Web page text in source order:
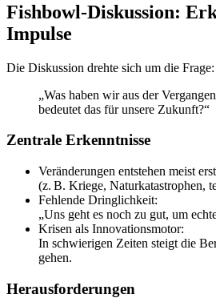
Fishbowl-Diskussion:
Impulse
Die Diskussion drehte sich um die Frage:
„Was haben wir aus der
bedeutet das für unsere Zukunft?“
Zentrale Erkenntnisse
Veränderungen entstehen meist
(z. B. Kriege, Naturkatastrophen,
Fehlende Dringlichkeit:
„Uns geht es noch zu gut, um
Krisen als Innovationsmotor:
In schwierigen Zeiten steigt die
gehen.
Herausforderungen